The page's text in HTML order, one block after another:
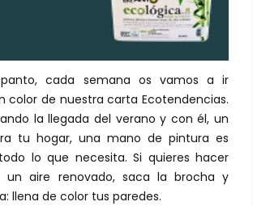
cada semana os vamos a ir
color de nuestra carta Ecotendencias.
la llegada del verano y con él, un
tu hogar, una mano de pintura es
lo que necesita. Si quieres hacer
un aire renovado, saca la brocha y
llena de color tus paredes.